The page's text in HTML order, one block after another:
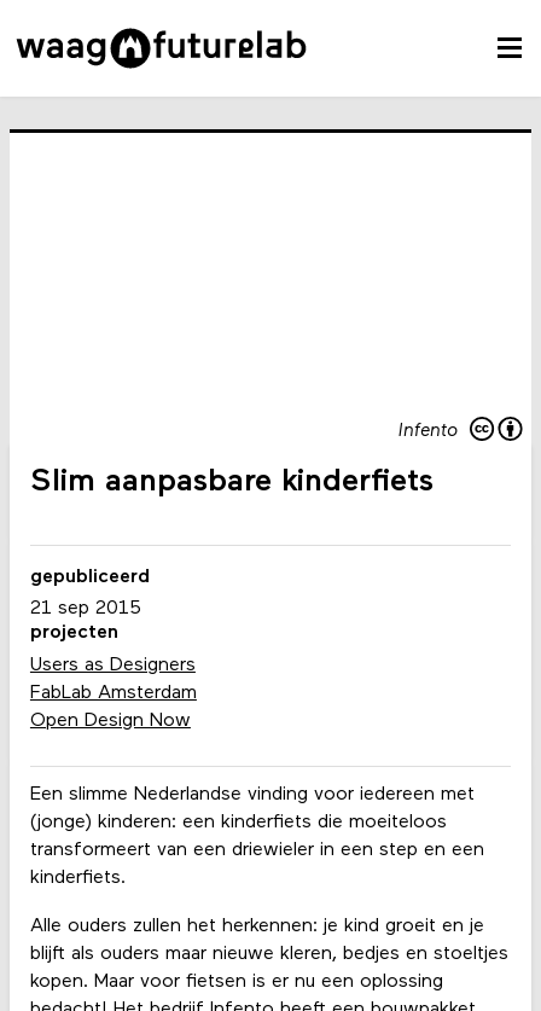
Infento
Slim aanpasbare kinderfiets
Een slimme Nederlandse vinding voor iedereen met
(jonge) kinderen: een kinderfiets die moeiteloos
transformeert van een driewieler in een step en een
kinderfiets.
Alle ouders zullen het herkennen: je kind groeit en je
blijft als ouders maar nieuwe kleren, bedjes en stoeltjes
kopen. Maar voor fietsen is er nu een oplossing
gepubliceerd
21 sep 2015
projecten
Users as Designers
FabLab Amsterdam
Open Design Now